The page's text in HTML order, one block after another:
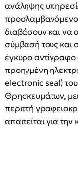
ανάληψης
διαβάσουν και να
σύμβασή τους και
έγκυρο αντίγραφο
προηγμένη
electronic seal) του
Θρησκευμάτων,
περιττή
απαιτείται για